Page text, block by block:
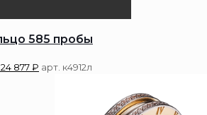
585 пробы
24 877₽ арт. к4912л